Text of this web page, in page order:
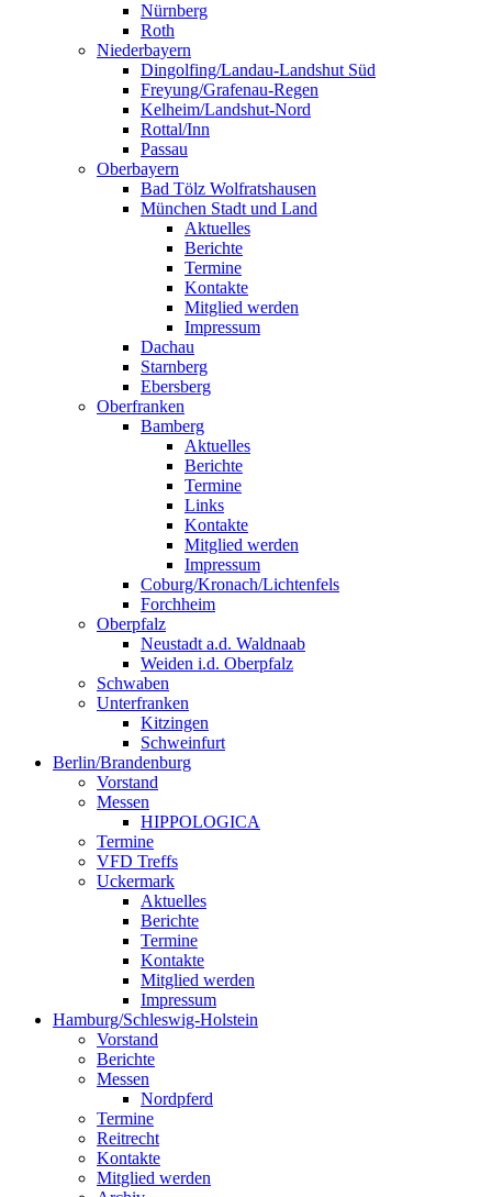
Nürnberg
Roth
Niederbayern
Dingolfing/Landau-Landshut Süd
Freyung/Grafenau-Regen
Kelheim/Landshut-Nord
Rottal/Inn
Passau
Oberbayern
Bad Tölz Wolfratshausen
München Stadt und Land
Aktuelles
Berichte
Termine
Kontakte
Mitglied werden
Impressum
Dachau
Starnberg
Ebersberg
Oberfranken
Bamberg
Aktuelles
Berichte
Termine
Links
Kontakte
Mitglied werden
Impressum
Coburg/Kronach/Lichtenfels
Forchheim
Oberpfalz
Neustadt a.d. Waldnaab
Weiden i.d. Oberpfalz
Schwaben
Unterfranken
Kitzingen
Schweinfurt
Berlin/Brandenburg
Vorstand
Messen
HIPPOLOGICA
Termine
VFD Treffs
Uckermark
Aktuelles
Berichte
Termine
Kontakte
Mitglied werden
Impressum
Hamburg/Schleswig-Holstein
Vorstand
Berichte
Messen
Nordpferd
Termine
Reitrecht
Kontakte
Mitglied werden